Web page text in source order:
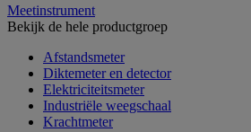
Meetinstrument
Bekijk de hele productgroep
Afstandsmeter
Diktemeter en detector
Elektriciteitsmeter
Industriële weegschaal
Krachtmeter